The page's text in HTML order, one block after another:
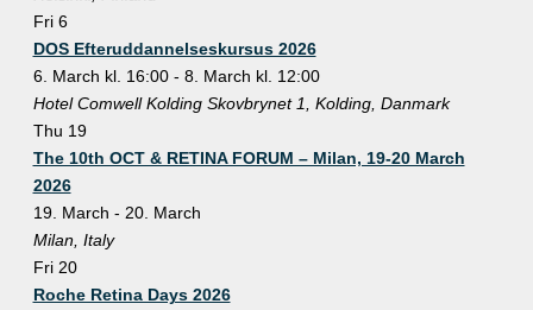
Fri 6
DOS Efteruddannelseskursus 2026
6. March kl. 16:00- 8. March kl. 12:00
Hotel Comwell Kolding Skovbrynet 1, Kolding, Danmark
Thu 19
The 10th OCT & RETINA FORUM – Milan, 19-20 March
2026
19. March - 20. March
Milan, Italy
Fri 20
Roche Retina Days 2026